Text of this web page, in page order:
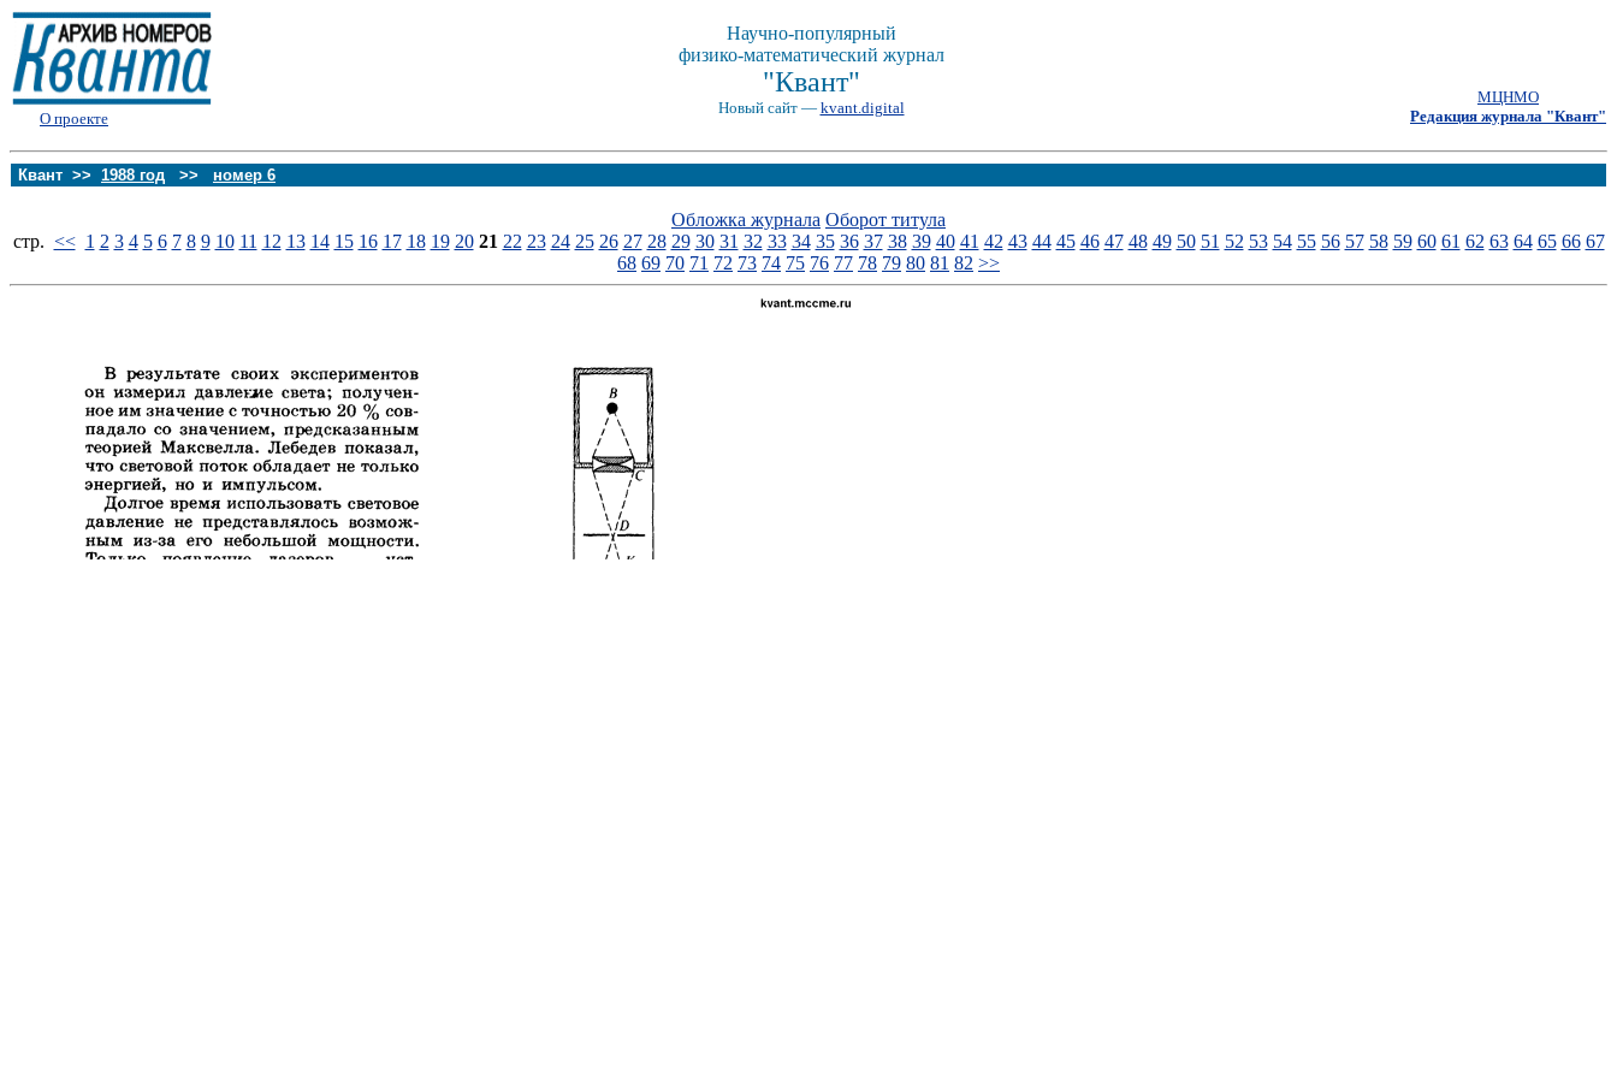
О проекте
Научно-популярный
физико-математический журнал
"Квант"
Новый сайт — kvant.digital
МЦНМО
Редакция журнала "Квант"
Квант >> 1988 год >> номер 6
Обложка журнала Оборот титула
стp. << 1 2 3 4 5 6 7 8 9 10 11 12 13 14 15 16 17 18 19 20 21 22 23 24 25 26 27 28 29 30 31 32 33 34 35 36 37 38 39 40 41 42 43 44 45 46 47 48 49 50 51 52 53 54 55 56 57 58 59 60 61 62 63 64 65 66 67
68 69 70 71 72 73 74 75 76 77 78 79 80 81 82 >>